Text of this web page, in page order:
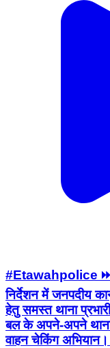
#Etawahpolice
निर्देशन में जनपदीय
हेतु समस्त थाना
बल के अपने-अपने थाना
वाहन चेकिंग